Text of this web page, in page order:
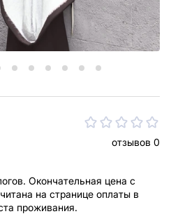
отзывов 0
Окончательная цена с
на странице оплаты в
проживания.